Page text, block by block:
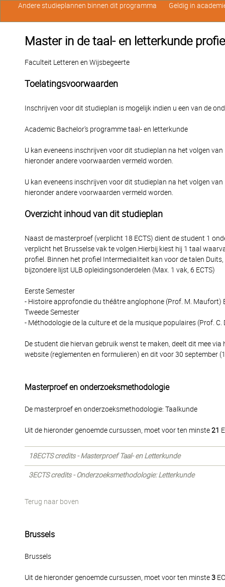
Master in de taal- en letterkunde
Faculteit Letteren en Wijsbegeerte
Toelatingsvoorwaarden
Inschrijven voor dit studieplan is mogelijk indien u een van de
Academic Bachelor's programme taal- en letterkunde
U kan eveneens inschrijven voor dit studieplan na het volgen
hieronder andere voorwaarden vermeld worden.
U kan eveneens inschrijven voor dit studieplan na het volgen
hieronder andere voorwaarden vermeld worden.
Overzicht inhoud van dit studieplan
Naast de masterproef (verplicht 18 ECTS) dient de student 1
verplicht het Brusselse vak te volgen.Hierbij kiest hij 1 taal
profiel. Binnen het profiel Intermedialiteit kan voor de talen
bijzondere lijst ULB opleidingsonderdelen (Max. 1 vak, 6 ECTS)
Eerste Semester
- Histoire approfondie du théâtre anglophone (Prof. M. Maufort)
Tweede Semester
- Méthodologie de la culture et de la musique populaires (Prof. C.
De student die hiervan gebruik wenst te maken, deelt dit mee
website (reglementen en formulieren) en dit voor 30 september
Masterproef en onderzoeksmethodologie
De masterproef en onderzoeksmethodologie: Taalkunde
Uit de hieronder genoemde cursussen, moet voor ten minste21
18ECTS credits - Masterproef Taal- en Letterkunde
3ECTS credits - Onderzoeksmethodologie: Letterkunde
Terug naar boven
Brussels
Brussels
Uit de hieronder genoemde cursussen, moet voor ten minste3
Andere studieplannen binnen dit programma Geldig in